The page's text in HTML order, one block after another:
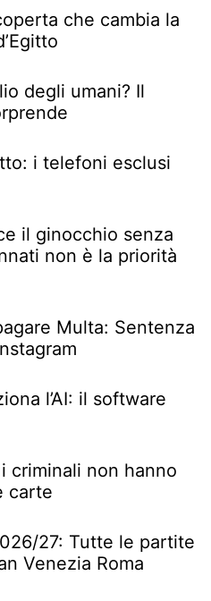
che cambia la
degli umani? Il
i telefoni esclusi
il ginocchio senza
non è la priorità
Multa: Sentenza
l’AI: il software
criminali non hanno
carte
27: Tutte le partite
Venezia Roma